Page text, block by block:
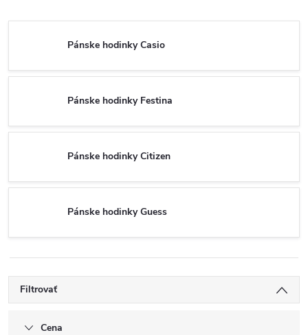
Pánske hodinky Casio
Pánske hodinky Festina
Pánske hodinky Citizen
Pánske hodinky Guess
Filtrovať
Cena